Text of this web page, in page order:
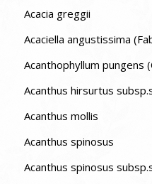
Acacia greggii
Acaciella angustissima
Acanthophyllum pungens
Acanthus hirsurtus
Acanthus mollis
Acanthus spinosus
Acanthus spinosus